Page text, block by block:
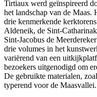
Tirtiaux werd geïnspireerd
het landschap van de
drie kenmerkende
Aldeneik, de Sint-
Sint-Jacobus de
drie volumes in het
variërend van een
bezoekers uitgenodigd om
De gebruikte materialen,
typerend voor de Maasvallei.